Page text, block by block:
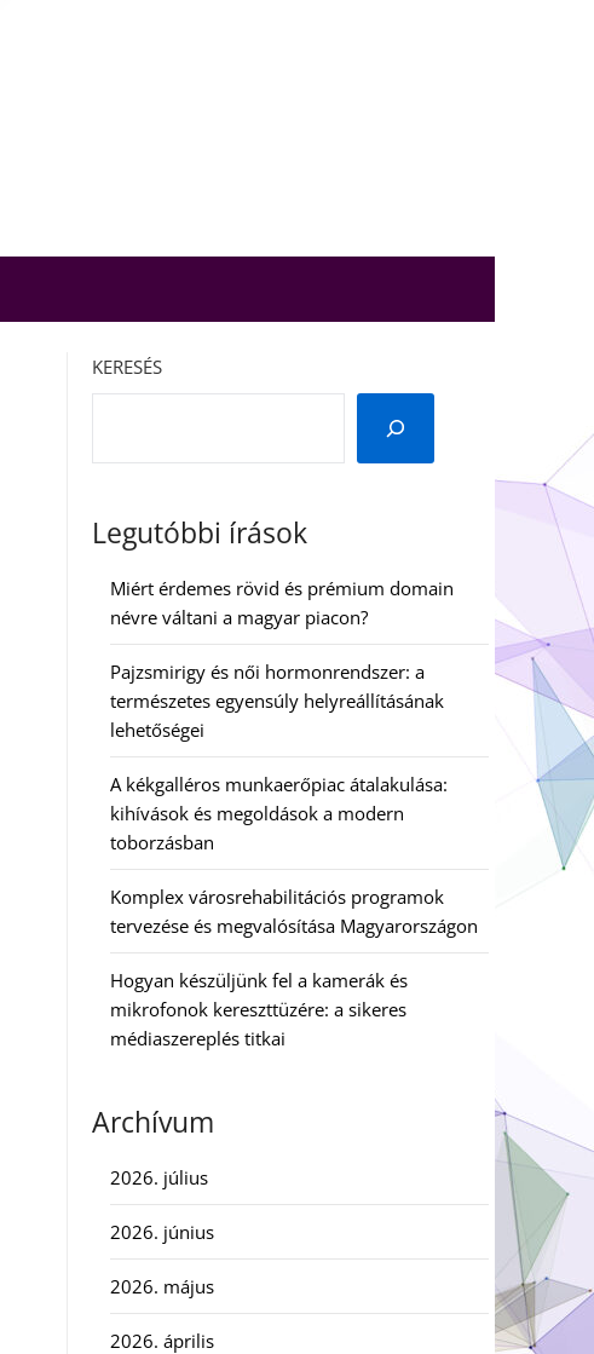
KERESÉS
Legutóbbi írások
Miért érdemes rövid és prémium domain
névre váltani a magyar piacon?
Pajzsmirigy és női hormonrendszer: a
természetes egyensúly helyreállításának
lehetőségei
A kékgalléros munkaerőpiac átalakulása:
kihívások és megoldások a modern
toborzásban
Komplex városrehabilitációs programok
tervezése és megvalósítása Magyarországon
Hogyan készüljünk fel a kamerák és
mikrofonok kereszttüzére: a sikeres
médiaszereplés titkai
Archívum
2026. július
2026. június
2026. május
2026. április